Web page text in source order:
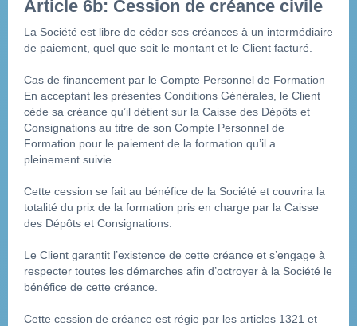
Article 6b: Cession de créance civile
La Société est libre de céder ses créances à un intermédiaire
de paiement, quel que soit le montant et le Client facturé.
Cas de financement par le Compte Personnel de Formation
En acceptant les présentes Conditions Générales, le Client
cède sa créance qu’il détient sur la Caisse des Dépôts et
Consignations au titre de son Compte Personnel de
Formation pour le paiement de la formation qu’il a
pleinement suivie.
Cette cession se fait au bénéfice de la Société et couvrira la
totalité du prix de la formation pris en charge par la Caisse
des Dépôts et Consignations.
Le Client garantit l’existence de cette créance et s’engage à
respecter toutes les démarches afin d’octroyer à la Société le
bénéfice de cette créance.
Cette cession de créance est régie par les articles 1321 et